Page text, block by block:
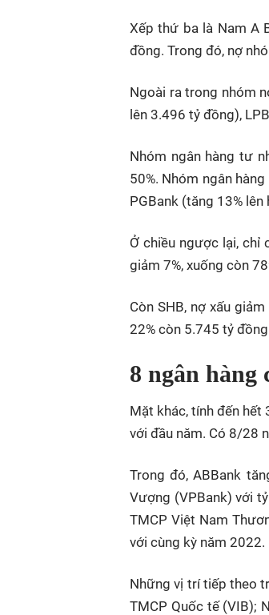
Xếp thứ ba là Nam A
đồng. Trong đó, nợ
Ngoài ra trong nhóm
lên 3.496 tỷ đồng),
Nhóm ngân hàng tư
50%. Nhóm ngân
PGBank (tăng 13%
Ở chiều ngược lại, chỉ
giảm 7%, xuống còn
Còn SHB, nợ xấu
22% còn 5.745 tỷ
8 ngân hàng
Mặt khác, tính đến hết
với đầu năm. Có 8/28
Trong đó, ABBank
Vượng (VPBank) với
TMCP Việt Nam
với cùng kỳ năm 2022.
Những vị trí tiếp theo
TMCP Quốc tế (VIB);